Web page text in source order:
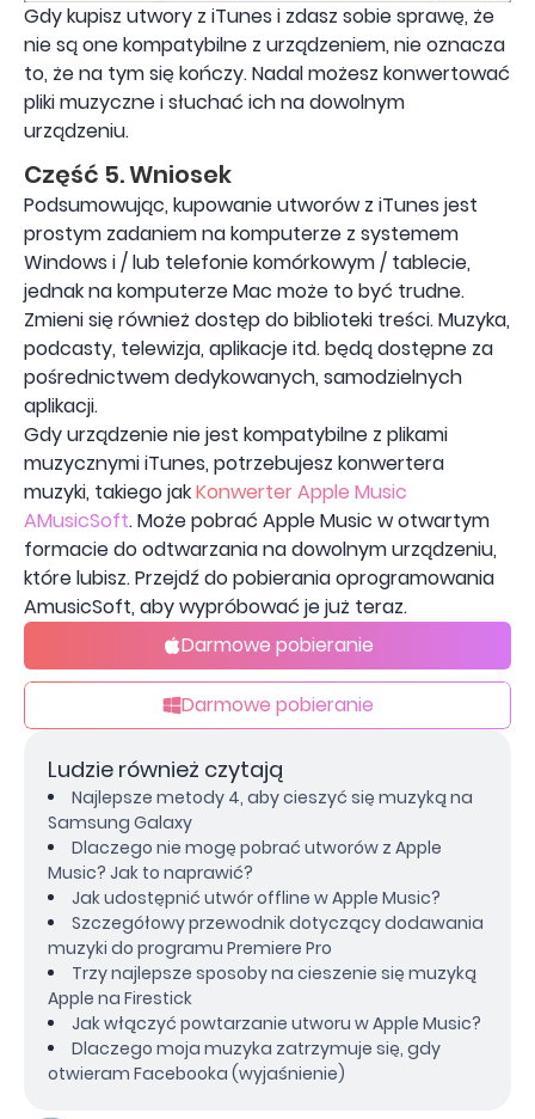
Gdy kupisz utwory z iTunes i zdasz sobie sprawę, że
nie są one kompatybilne z urządzeniem, nie oznacza
to, że na tym się kończy. Nadal możesz konwertować
pliki muzyczne i słuchać ich na dowolnym
urządzeniu.
Część 5. Wniosek
Podsumowując, kupowanie utworów z iTunes jest
prostym zadaniem na komputerze z systemem
Windows i / lub telefonie komórkowym / tablecie,
jednak na komputerze Mac może to być trudne.
Zmieni się również dostęp do biblioteki treści. Muzyka,
podcasty, telewizja, aplikacje itd. będą dostępne za
pośrednictwem dedykowanych, samodzielnych
aplikacji.
Gdy urządzenie nie jest kompatybilne z plikami
muzycznymi iTunes, potrzebujesz konwertera
muzyki, takiego jakKonwerter Apple Music
AMusicSoft. Może pobrać Apple Music w otwartym
formacie do odtwarzania na dowolnym urządzeniu,
które lubisz. Przejdź do pobierania oprogramowania
AmusicSoft, aby wypróbować je już teraz.
Darmowe pobieranie
Darmowe pobieranie
Ludzie również czytają
Najlepsze metody 4, aby cieszyć się muzyką na
Samsung Galaxy
Dlaczego nie mogę pobrać utworów z Apple
Music? Jak to naprawić?
Jak udostępnić utwór offline w Apple Music?
Szczegółowy przewodnik dotyczący dodawania
muzyki do programu Premiere Pro
Trzy najlepsze sposoby na cieszenie się muzyką
Apple na Firestick
Jak włączyć powtarzanie utworu w Apple Music?
Dlaczego moja muzyka zatrzymuje się, gdy
otwieram Facebooka (wyjaśnienie)